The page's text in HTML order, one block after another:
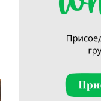
Искать